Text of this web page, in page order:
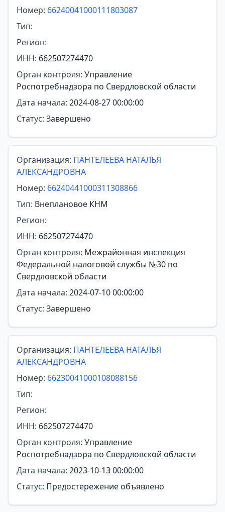
Номер: 66240041000111803087
Тип:
Регион:
ИНН: 662507274470
Орган контроля: Управление
Роспотребнадзора по Свердловской области
Дата начала: 2024-08-27 00:00:00
Статус: Завершено
Организация: ПАНТЕЛЕЕВА НАТАЛЬЯ
АЛЕКСАНДРОВНА
Номер: 66240441000311308866
Тип: Внеплановое КНМ
Регион:
ИНН: 662507274470
Орган контроля: Межрайонная инспекция
Федеральной налоговой службы №30 по
Свердловской области
Дата начала: 2024-07-10 00:00:00
Статус: Завершено
Организация: ПАНТЕЛЕЕВА НАТАЛЬЯ
АЛЕКСАНДРОВНА
Номер: 66230041000108088156
Тип:
Регион:
ИНН: 662507274470
Орган контроля: Управление
Роспотребнадзора по Свердловской области
Дата начала: 2023-10-13 00:00:00
Статус: Предостережение объявлено